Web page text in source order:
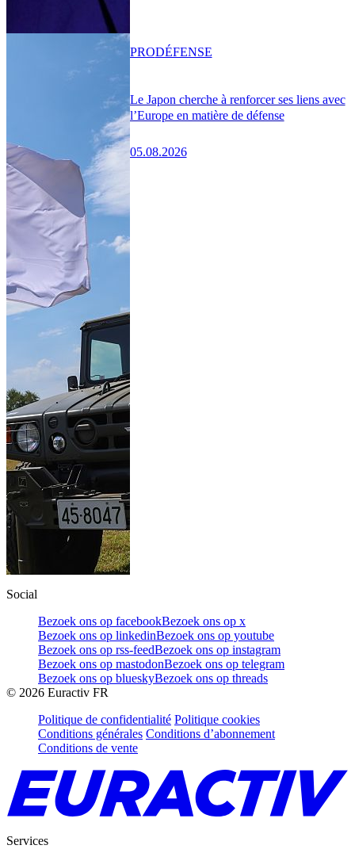
Le Japon cherche à renforcer ses liens avec
l’Europe en matière de défense
05.08.2026
PRODÉFENSE
Social
Bezoek ons op facebookBezoek ons op x
Bezoek ons op linkedinBezoek ons op youtube
Bezoek ons op rss-feedBezoek ons op instagram
Bezoek ons op mastodonBezoek ons op telegram
Bezoek ons op blueskyBezoek ons op threads
© 2026 Euractiv FR
Politique de confidentialité Politique cookies
Conditions générales Conditions d’abonnement
Conditions de vente
Services